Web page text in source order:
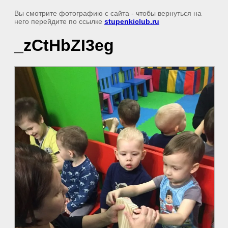
Вы смотрите фотографию с сайта - чтобы вернуться на
него перейдите по ссылке stupenkiclub.ru
_zCtHbZI3eg